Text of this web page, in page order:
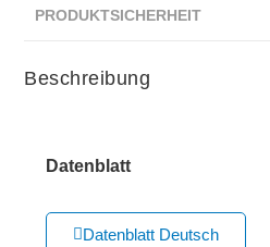
PRODUKTSICHERHEIT
Beschreibung
Datenblatt
Datenblatt Deutsch